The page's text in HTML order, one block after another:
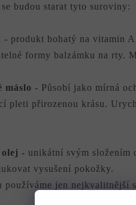
budou starat tyto suroviny:
- produkt bohatý na vitamin
formy balzámku na rty.
máslo - Působí jako mírná
pleti přirozenou krásu.
- unikátní svým složením
vysušení pokožky.
používáme jen nejkvalitnější